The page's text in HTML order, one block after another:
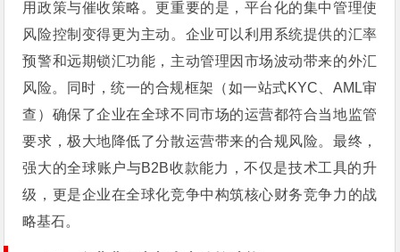
用政策与催收策略。更重要的是，平台化的集中管理使
风险控制变得更为主动。企业可以利用系统提供的汇率
预警和远期锁汇功能，主动管理因市场波动带来的外汇
风险。同时，统一的合规框架（如一站式KYC、AML审
查）确保了企业在全球不同市场的运营都符合当地监管
要求，极大地降低了分散运营带来的合规风险。最终，
强大的全球账户与B2B收款能力，不仅是技术工具的升
级，更是企业在全球化竞争中构筑核心财务竞争力的战
略基石。